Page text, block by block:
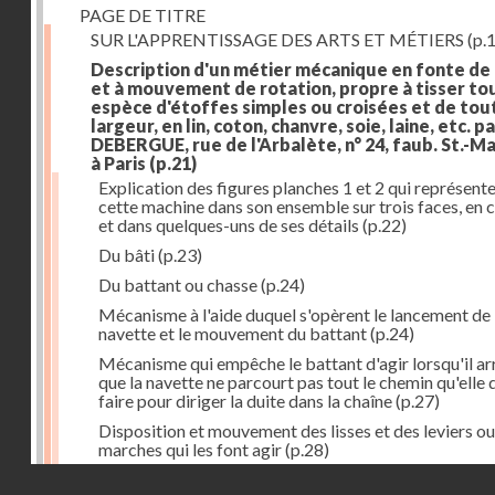
PAGE DE TITRE
SUR L'APPRENTISSAGE DES ARTS ET MÉTIERS
Description d'un métier mécanique en fonte
et à mouvement de rotation, propre à tisser
espèce d'étoffes simples ou croisées et de
largeur, en lin, coton, chanvre, soie, laine, etc.
DEBERGUE, rue de l'Arbalète, n° 24, faub. St.-
à Paris (p.21)
Explication des figures planches 1 et 2 qui
cette machine dans son ensemble sur trois faces, en
et dans quelques-uns de ses détails (p.22)
Du bâti(p.23)
Du battant ou chasse(p.24)
Mécanisme à l'aide duquel s'opèrent le lancement de
navette et le mouvement du battant(p.24)
Mécanisme qui empêche le battant d'agir lorsqu'il
que la navette ne parcourt pas tout le chemin qu'elle
faire pour diriger la duite dans la chaîne(p.27)
Disposition et mouvement des lisses et des leviers ou
marches qui les font agir(p.28)